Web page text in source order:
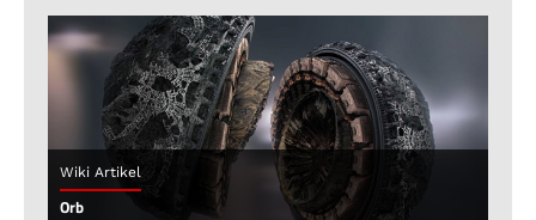
Wiki Artikel
Orb